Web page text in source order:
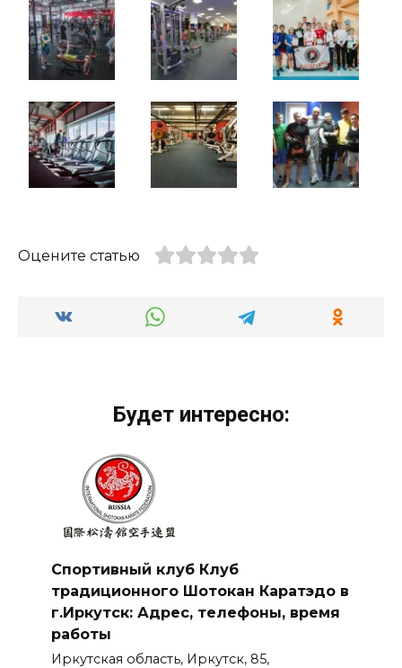
Оцените статью
Будет интересно:
Спортивный клуб Клуб
традиционного Шотокан Каратэдо в
г.Иркутск: Адрес, телефоны, время
работы
Иркутская область, Иркутск, 85,